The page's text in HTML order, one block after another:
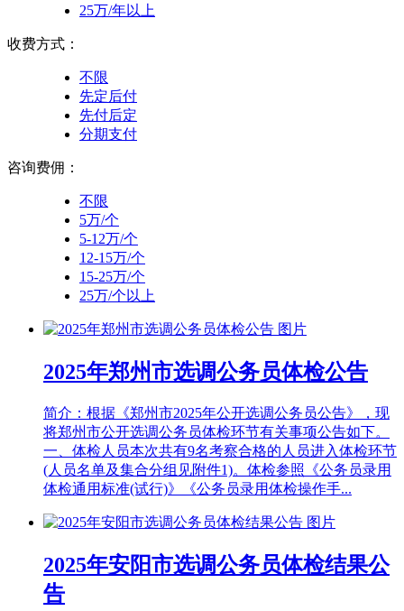
25万/年以上
收费方式：
不限
先定后付
先付后定
分期支付
咨询费佣：
不限
5万/个
5-12万/个
12-15万/个
15-25万/个
25万/个以上
2025年郑州市选调公务员体检公告
简介：根据《郑州市2025年公开选调公务员公告》，现
将郑州市公开选调公务员体检环节有关事项公告如下。
一、体检人员本次共有9名考察合格的人员进入体检环节
(人员名单及集合分组见附件1)。体检参照《公务员录用
体检通用标准(试行)》《公务员录用体检操作手...
2025年安阳市选调公务员体检结果公
告